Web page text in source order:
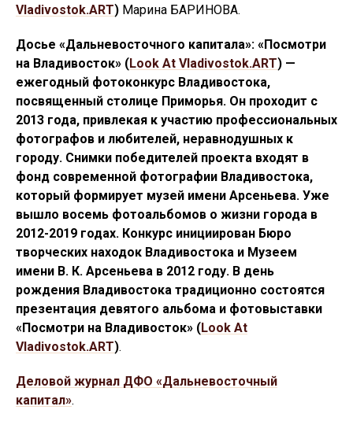
Vladivostok.ART) Марина БАРИНОВА.
Досье «Дальневосточного капитала»: «Посмотри
на Владивосток» (Look At Vladivostok.ART) —
ежегодный фотоконкурс Владивостока,
посвященный столице Приморья. Он проходит с
2013 года, привлекая к участию профессиональных
фотографов и любителей, неравнодушных к
городу. Снимки победителей проекта входят в
фонд современной фотографии Владивостока,
который формирует музей имени Арсеньева. Уже
вышло восемь фотоальбомов о жизни города в
2012-2019 годах. Конкурс инициирован Бюро
творческих находок Владивостока и Музеем
имени В. К. Арсеньева в 2012 году. В день
рождения Владивостока традиционно состоятся
презентация девятого альбома и фотовыставки
«Посмотри на Владивосток» (Look At
Vladivostok.ART).
Деловой журнал ДФО «Дальневосточный
капитал».